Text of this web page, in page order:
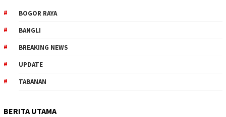
BOGOR RAYA
BANGLI
BREAKING NEWS
UPDATE
TABANAN
BERITA UTAMA